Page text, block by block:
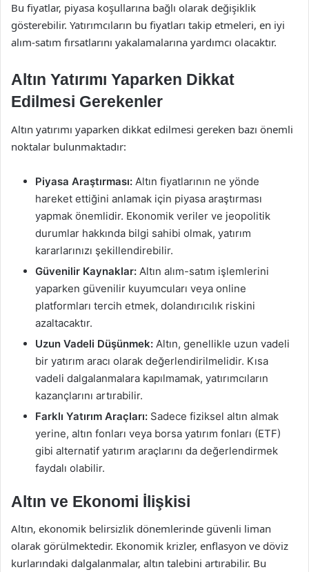
Bu fiyatlar, piyasa koşullarına bağlı olarak değişiklik
gösterebilir. Yatırımcıların bu fiyatları takip etmeleri, en iyi
alım-satım fırsatlarını yakalamalarına yardımcı olacaktır.
Altın Yatırımı Yaparken Dikkat
Edilmesi Gerekenler
Altın yatırımı yaparken dikkat edilmesi gereken bazı önemli
noktalar bulunmaktadır:
Piyasa Araştırması: Altın fiyatlarının ne yönde
hareket ettiğini anlamak için piyasa araştırması
yapmak önemlidir. Ekonomik veriler ve jeopolitik
durumlar hakkında bilgi sahibi olmak, yatırım
kararlarınızı şekillendirebilir.
Güvenilir Kaynaklar: Altın alım-satım işlemlerini
yaparken güvenilir kuyumcuları veya online
platformları tercih etmek, dolandırıcılık riskini
azaltacaktır.
Uzun Vadeli Düşünmek: Altın, genellikle uzun vadeli
bir yatırım aracı olarak değerlendirilmelidir. Kısa
vadeli dalgalanmalara kapılmamak, yatırımcıların
kazançlarını artırabilir.
Farklı Yatırım Araçları: Sadece fiziksel altın almak
yerine, altın fonları veya borsa yatırım fonları (ETF)
gibi alternatif yatırım araçlarını da değerlendirmek
faydalı olabilir.
Altın ve Ekonomi İlişkisi
Altın, ekonomik belirsizlik dönemlerinde güvenli liman
olarak görülmektedir. Ekonomik krizler, enflasyon ve döviz
kurlarındaki dalgalanmalar, altın talebini artırabilir. Bu